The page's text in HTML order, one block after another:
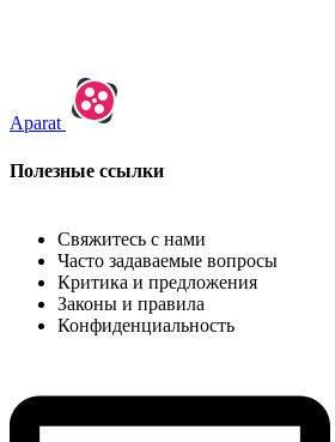
Aparat
Полезные ссылки
Свяжитесь с нами
Часто задаваемые вопросы
Критика и предложения
Законы и правила
Конфиденциальность